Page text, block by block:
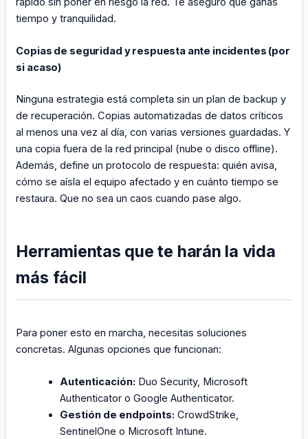
tiempo y tranquilidad.
Copias de seguridad y respuesta ante incidentes (por
si acaso)
Ninguna estrategia está completa sin un plan de backup y
de recuperación. Copias automatizadas de datos críticos
al menos una vez al día, con varias versiones guardadas. Y
una copia fuera de la red principal (nube o disco offline).
Además, define un protocolo de respuesta: quién avisa,
cómo se aísla el equipo afectado y en cuánto tiempo se
restaura. Que no sea un caos cuando pase algo.
Herramientas que te harán la vida
más fácil
Para poner esto en marcha, necesitas soluciones
concretas. Algunas opciones que funcionan:
Autenticación: Duo Security, Microsoft
Authenticator o Google Authenticator.
Gestión de endpoints: CrowdStrike,
SentinelOne o Microsoft Intune.